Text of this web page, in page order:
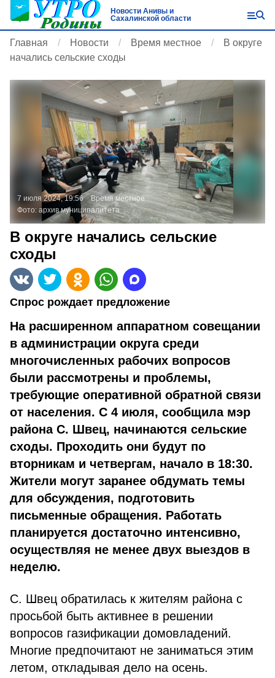
Новости Анивы и
Сахалинской области
Главная Новости Время местное
В округе
начались сельские сходы
7 июля 2024, 19:56
Время местное
Фото: архив муниципалитета
В округе начались сельские
сходы
Спрос рождает предложение
На расширенном аппаратном совещании
в администрации округа среди
многочисленных рабочих вопросов
были рассмотрены и проблемы,
требующие оперативной обратной связи
от населения. С 4 июля, сообщила мэр
района С. Швец, начинаются сельские
сходы. Проходить они будут по
вторникам и четвергам, начало в 18:30.
Жители могут заранее обдумать темы
для обсуждения, подготовить
письменные обращения. Работать
планируется достаточно интенсивно,
осуществляя не менее двух выездов в
неделю.
С. Швец обратилась к жителям района с
просьбой быть активнее в решении
вопросов газификации домовладений.
Многие предпочитают не заниматься этим
летом, откладывая дело на осень.